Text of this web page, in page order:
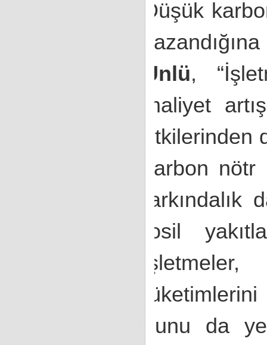
Düşük
Ünlü,
maliyet
etkilerinden
karbon nötr
farkındalık
fosil
bunu da